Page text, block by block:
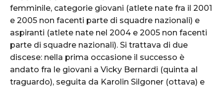
femminile, categorie giovani (atlete nate fra il 2001
e 2005 non facenti parte di squadre nazionali) e
aspiranti (atlete nate nel 2004 e 2005 non facenti
parte di squadre nazionali). Si trattava di due
discese: nella prima occasione il successo è
andato fra le giovani a Vicky Bernardi (quinta al
traguardo), seguita da Karolin Silgoner (ottava) e